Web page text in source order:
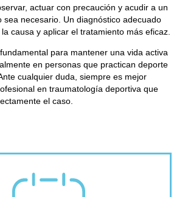
actuar con precaución y acudir a un
sea necesario. Un diagnóstico adecuado
causa y aplicar el tratamiento más eficaz.
para mantener una vida activa
en personas que practican deporte
cualquier duda, siempre es mejor
en traumatología deportiva que
el caso.